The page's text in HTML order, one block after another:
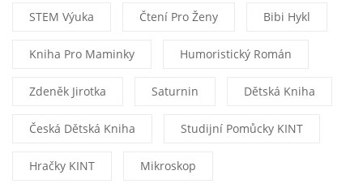
STEM Výuka Čtení Pro Ženy Bibi Hykl
Kniha Pro Maminky Humoristický Román
Zdeněk Jirotka Saturnin Dětská Kniha
Česká Dětská Kniha Studijní Pomůcky KINT
Hračky KINT Mikroskop